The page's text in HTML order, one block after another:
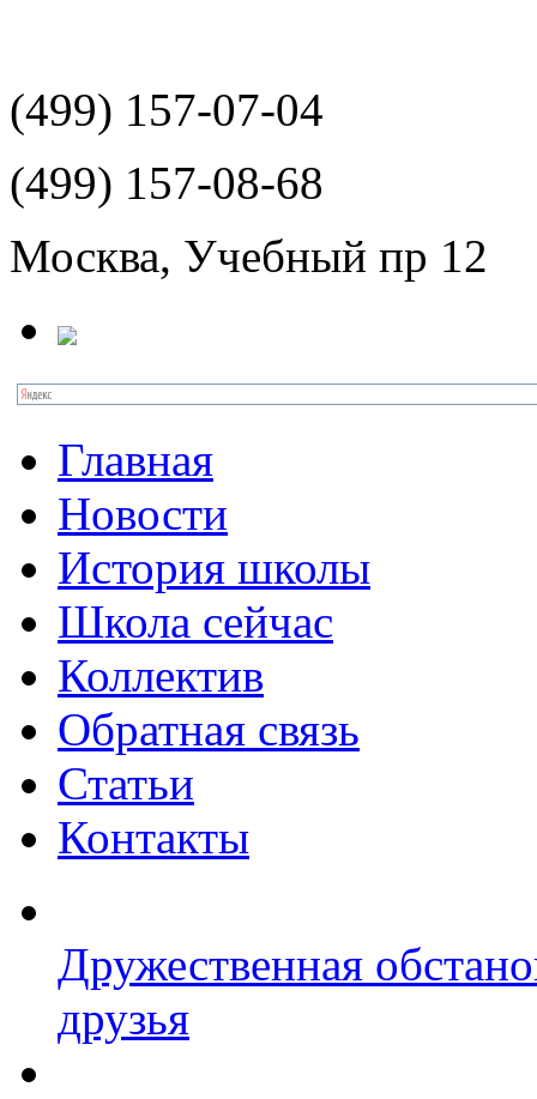
(499) 157-07-04
(499) 157-08-68
Москва, Учебный пр 12
Главная
Новости
История школы
Школа сейчас
Коллектив
Обратная связь
Статьи
Контакты
Дружественная
друзья